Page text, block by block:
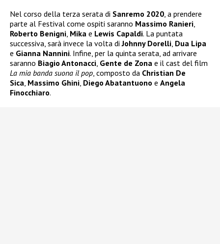
Nel corso della terza serata di Sanremo 2020, a prendere
parte al Festival come ospiti saranno Massimo Ranieri,
Roberto Benigni, Mika e Lewis Capaldi. La puntata
successiva, sarà invece la volta diJohnny Dorelli, Dua Lipa
e Gianna Nannini. Infine, per la quinta serata, ad arrivare
saranno Biagio Antonacci, Gente de Zona e il cast del film
La mia banda suona il pop, composto da Christian De
Sica, Massimo Ghini, Diego Abatantuono e Angela
Finocchiaro.